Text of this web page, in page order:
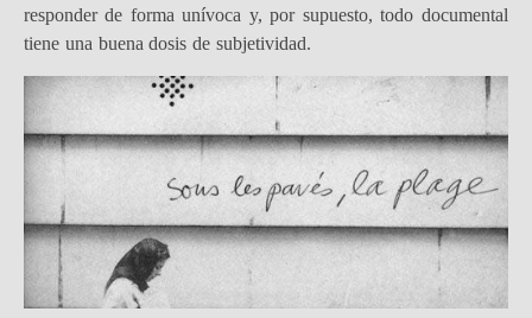
responder de forma unívoca y, por supuesto, todo documental
tiene una buena dosis de subjetividad.